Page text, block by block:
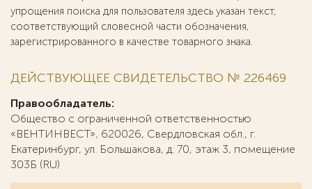
упрощения поиска для пользователя здесь указан текст,
соответствующий словесной части обозначения,
зарегистрированного в качестве товарного знака.
ДЕЙСТВУЮЩЕЕ СВИДЕТЕЛЬСТВО № 226469
Правообладатель:
Общество с ограниченной ответственностью
«ВЕНТИНВЕСТ», 620026, Свердловская обл., г.
Екатеринбург, ул. Большакова, д. 70, этаж 3, помещение
303Б (RU)